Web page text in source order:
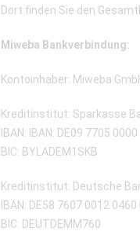
Dort finden Sie den
Miweba Bankverbindung:
Kontoinhaber: Miweba
Kreditinstitut: Sparkasse
IBAN: IBAN: DE09 7705
BIC: BYLADEM1SKB
Kreditinstitut: Deutsche
IBAN: DE58 7607 0012
BIC: DEUTDEMM760